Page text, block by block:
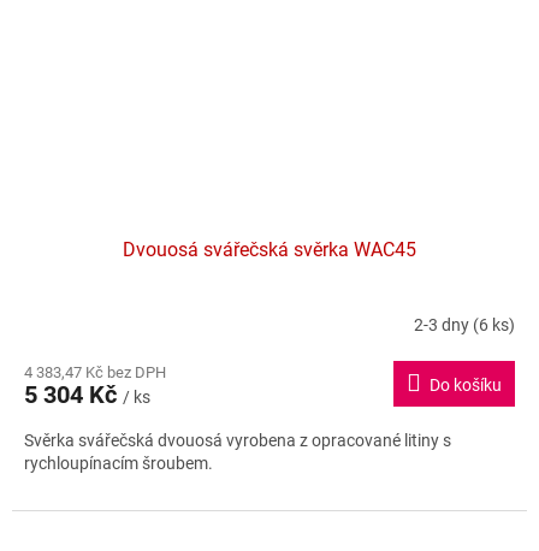
Dvouosá svářečská svěrka WAC45
2-3 dny (6 ks)
4 383,47 Kč bez DPH
5 304 Kč / ks
Do košíku
Svěrka svářečská dvouosá vyrobena z opracované litiny s
rychloupínacím šroubem.